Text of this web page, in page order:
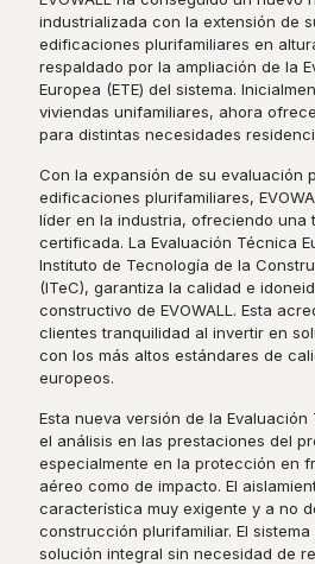
industrializada con la extensión de
edificaciones plurifamiliares en
respaldado por la ampliación de la
Europea (ETE) del sistema.
viviendas unifamiliares, ahora
para distintas necesidades
Con la expansión de su evaluación
edificaciones plurifamiliares,
líder en la industria, ofreciendo una
certificada. La Evaluación Técnica
Instituto de Tecnología de la
(ITeC), garantiza la calidad e
constructivo de EVOWALL. Esta
clientes tranquilidad al invertir en
con los más altos estándares de
europeos.
Esta nueva versión de la
el análisis en las prestaciones del
especialmente en la protección en
aéreo como de impacto. El
característica muy exigente y a no
construcción plurifamiliar. El sistema
solución integral sin necesidad de